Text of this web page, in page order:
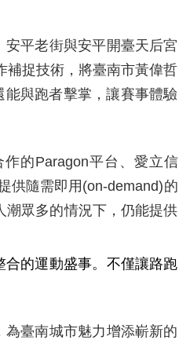
平老街與安平開臺天后宮
補捉技術，將臺南市黃偉哲
與跑者擊掌，讓賽事體驗
作的Paragon平台、愛立信
供隨需即用 (on-demand)的
潮眾多的情況下，仍能提供
的運動盛事。不僅讓路跑
臺南城市魅力增添嶄新的